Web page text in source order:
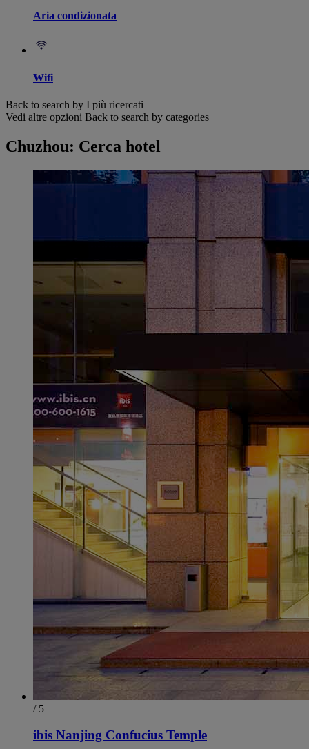
Aria condizionata
Wifi
Back to search by I più ricercati
Vedi altre opzioni Back to search by categories
Chuzhou: Cerca hotel
/ 5
ibis Nanjing Confucius Temple